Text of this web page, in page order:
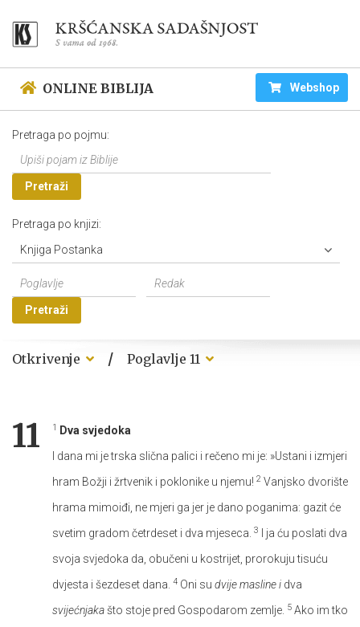
ONLINE BIBLIJA Webshop
Pretraga po pojmu:
Pretraži
Pretraga po knjizi:
Knjiga Postanka
Pretraži
Otkrivenje / Poglavlje 11
11 1
Dva svjedoka
I dana mi je trska slična palici i rečeno mi je: »Ustani i izmjeri
hram Božji i žrtvenik i poklonike u njemu! 2 Vanjsko dvorište
hrama mimoiđi, ne mjeri ga jer je dano poganima: gazit će
svetim gradom četrdeset i dva mjeseca. 3
I ja ću poslati dva
svoja svjedoka da, obučeni u kostrijet, prorokuju tisuću
dvjesta i šezdeset dana. 4 Oni su dvije masline i dva
svijećnjakašto stoje pred Gospodarom zemlje. 5 Ako im tko